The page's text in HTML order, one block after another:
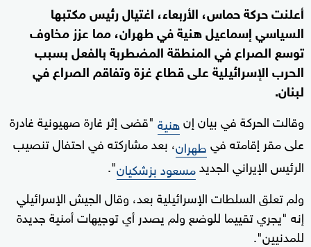
أعلنت حركة حماس، الأربعاء، اغتيال رئيس مكتبها
السياسي إسماعيل هنية في طهران، مما عزز مخاوف
توسع الصراع في المنطقة المضطربة بالفعل بسبب
الحرب الإسرائيلية على قطاع غزة وتفاقم الصراع في
لبنان.
وقالت الحركة في بيان إنهنية "قضى إثر غارة صهيونية غادرة
على مقر إقامته فيطهران، بعد مشاركته في احتفال تنصيب
الرئيس الإيراني الجديدمسعود بزشكيان".
ولم تعلق السلطات الإسرائيلية بعد، وقال الجيش الإسرائيلي
إنه "يجري تقييما للوضع ولم يصدر أي توجيهات أمنية جديدة
للمدنيين".